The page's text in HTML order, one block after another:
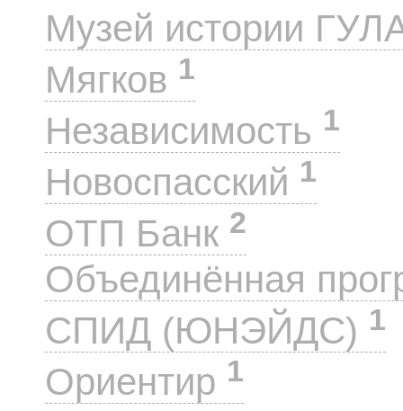
Музей истории
Мягков 1
Независимость 1
Новоспасский 1
ОТП Банк 2
Объединённая
СПИД (ЮНЭЙДС) 1
Ориентир 1